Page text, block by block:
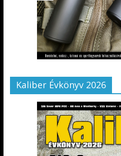
Kaliber Évkönyv 2026